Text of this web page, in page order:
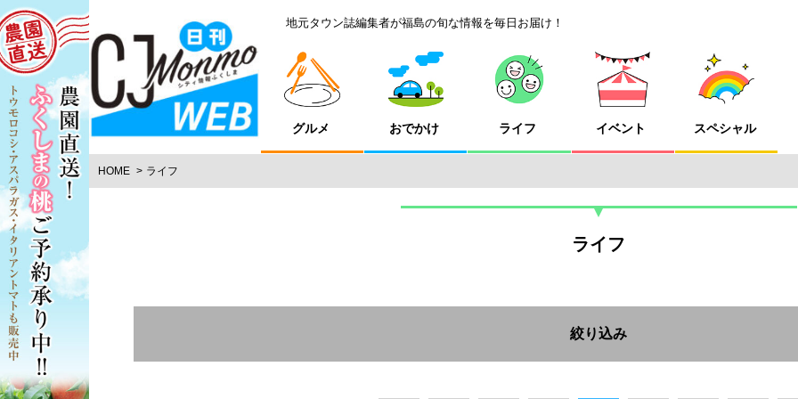
地元タウン誌編集者が福島の旬な情報を毎日お届け！
グルメ おでかけ ライフ イベント スペシャル
HOME ライフ
ライフ
絞り込み